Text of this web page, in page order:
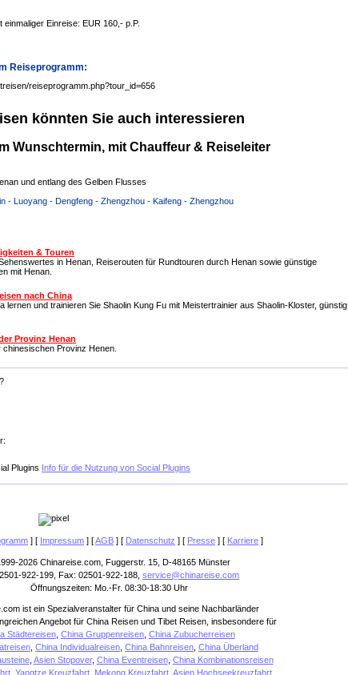
Einreise: EUR 160,- p.P.
Reiseprogramm:
reiseprogramm.php?tour_id=656
könnten Sie auch interessieren
Wunschtermin, mit Chauffeur & Reiseleiter
und entlang des Gelben Flusses
- Luoyang - Dengfeng - Zhengzhou - Kaifeng - Zhengzhou
& Touren
in Henan, Reiserouten für Rundtouren durch Henan sowie günstige
mit Henan.
nach China
lernen und trainieren Sie Shaolin Kung Fu mit Meistertrainier aus Shaolin-Kloster, günstig
Provinz Henan
Provinz Henen.
Info für die Nutzung von Social Plugins
] [ Impressum ] [AGB ] [ Datenschutz ] [ Presse ] [ Karriere ]
2026 Chinareise.com, Fuggerstr. 15, D-48165 Münster
922-199, Fax: 02501-922-188, service@chinareise.com
Öffnungszeiten: Mo.-Fr. 08:30-18:30 Uhr
ist ein Spezialveranstalter für China und seine Nachbarländer
Angebot für China Reisen und Tibet Reisen, insbesondere für
Städtereisen China Gruppenreisen China Zubucherreisen
China Individualreisen China Bahnreisen China Überland
, Asien Stopover, China Eventreisen, China Kombinationsreisen
Yangtze Kreuzfahrt Mekong Kreuzfahrt Asien Hochseekreuzfahrt